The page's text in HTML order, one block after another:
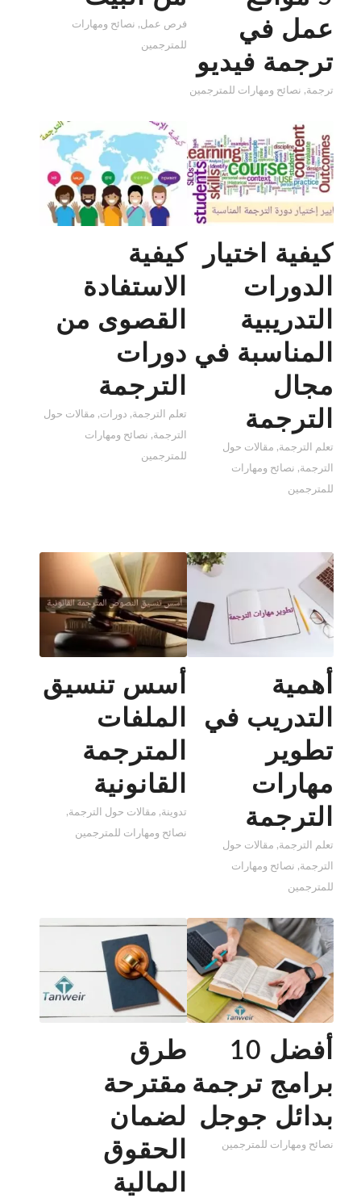
عمل في
ترجمة فيديو
ترجمة, نصائح ومهارات للمترجمين
فرص عمل, نصائح ومهارات
للمترجمين
كيفية اختيار
الدورات
التدريبية
المناسبة في
مجال
الترجمة
تعلم الترجمة, مقالات حول
الترجمة, نصائح ومهارات
للمترجمين
كيفية
الاستفادة
القصوى من
دورات
الترجمة
تعلم الترجمة, دورات, مقالات حول
الترجمة, نصائح ومهارات
للمترجمين
أهمية
التدريب في
تطوير
مهارات
الترجمة
تعلم الترجمة, مقالات حول
الترجمة, نصائح ومهارات
للمترجمين
أسس تنسيق
الملفات
المترجمة
القانونية
تدوينة, مقالات حول الترجمة,
نصائح ومهارات للمترجمين
أفضل 10
برامج ترجمة
بدائل جوجل
نصائح ومهارات للمترجمين
طرق
مقترحة
لضمان
الحقوق
المالية